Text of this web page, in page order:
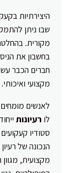
היצירתיות
שבו ניתן
מקורית.
בחשבון את
חברים הכבר
מקצועי ואיכותי.
לאנשים
לו רעיונות
סטודיו
הנכונה של
מקצועית,